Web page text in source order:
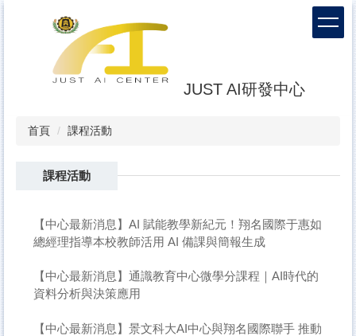
JUST AI研發中心
首頁 課程活動
課程活動
【中心最新消息】AI 賦能教學新紀元！翔名國際于惠如
總經理指導本校教師活用 AI 備課與簡報生成
【中心最新消息】通識教育中心微學分課程｜AI時代的
資料分析與決策應用
【中心最新消息】景文科大AI中心與翔名國際聯手 推動